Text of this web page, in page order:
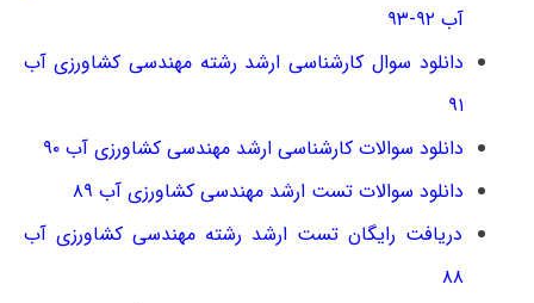
آب ۹۲-۹۳
دانلود سوال کارشناسی ارشد رشته مهندسی کشاورزی آب
۹۱
دانلود سوالات کارشناسی ارشد مهندسی کشاورزی آب ۹۰
دانلود سوالات تست ارشد مهندسی کشاورزی آب ۸۹
دریافت رایگان تست ارشد رشته مهندسی کشاورزی آب
۸۸